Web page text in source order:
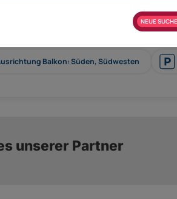
F011-B4CC-002248A2BABB
Balkon: Süden, Südwesten
unserer Partner
NEUE SUCHE